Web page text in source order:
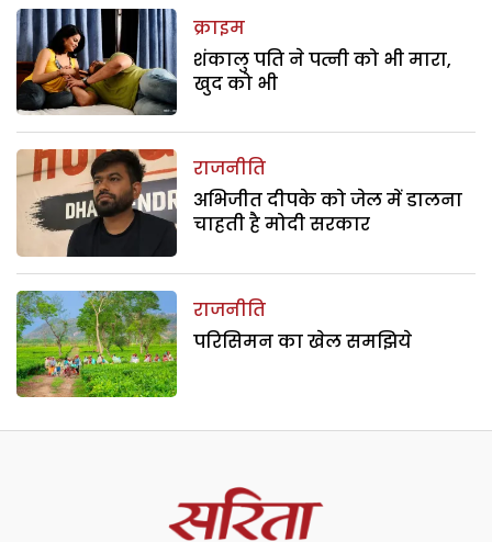
क्राइम
शंकालु पति ने पत्नी को भी मारा,
खुद को भी
राजनीति
अभिजीत दीपके को जेल में डालना
चाहती है मोदी सरकार
राजनीति
परिसिमन का खेल समझिये